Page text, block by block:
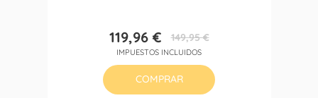
Precio
119,96 €Precio
base
149,95 €
IMPUESTOS INCLUIDOS
COMPRAR